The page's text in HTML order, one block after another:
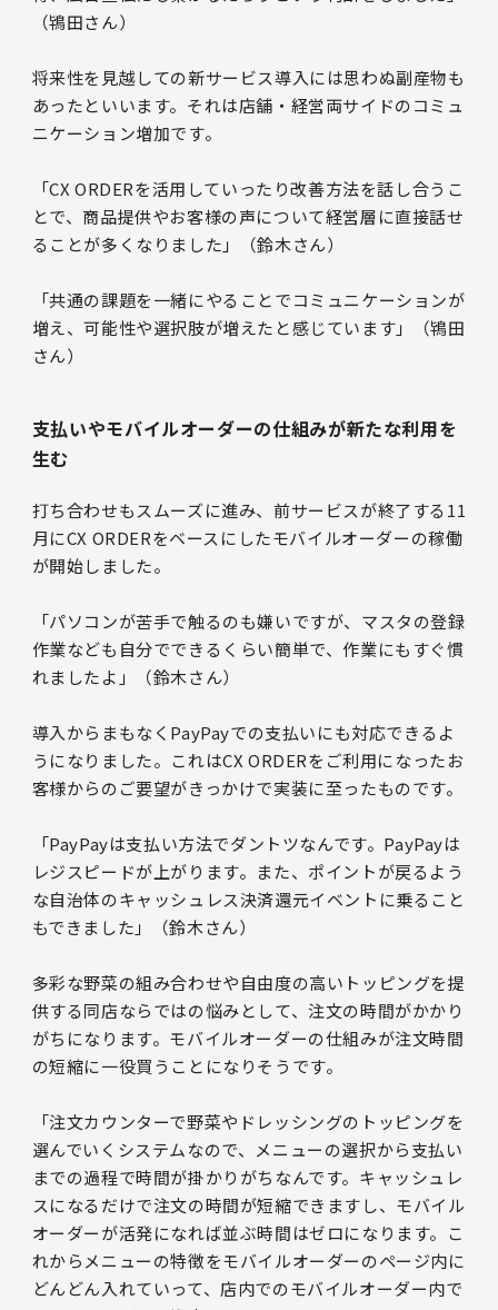
（鴇田さん）
将来性を見越しての新サービス導入には思わぬ副産物も
あったといいます。それは店舗・経営両サイドのコミュ
ニケーション増加です。
「CX ORDERを活用していったり改善方法を話し合うこ
とで、商品提供やお客様の声について経営層に直接話せ
ることが多くなりました」（鈴木さん）
「共通の課題を一緒にやることでコミュニケーションが
増え、可能性や選択肢が増えたと感じています」（鴇田
さん）
支払いやモバイルオーダーの仕組みが新たな利用を
生む
打ち合わせもスムーズに進み、前サービスが終了する11
月にCX ORDERをベースにしたモバイルオーダーの稼働
が開始しました。
「パソコンが苦手で触るのも嫌いですが、マスタの登録
作業なども自分でできるくらい簡単で、作業にもすぐ慣
れましたよ」（鈴木さん）
導入からまもなくPayPayでの支払いにも対応できるよ
うになりました。これはCX ORDERをご利用になったお
客様からのご要望がきっかけで実装に至ったものです。
「PayPayは支払い方法でダントツなんです。PayPayは
レジスピードが上がります。また、ポイントが戻るよう
な自治体のキャッシュレス決済還元イベントに乗ること
もできました」（鈴木さん）
多彩な野菜の組み合わせや自由度の高いトッピングを提
供する同店ならではの悩みとして、注文の時間がかかり
がちになります。モバイルオーダーの仕組みが注文時間
の短縮に一役買うことになりそうです。
「注文カウンターで野菜やドレッシングのトッピングを
選んでいくシステムなので、メニューの選択から支払い
までの過程で時間が掛かりがちなんです。キャッシュレ
スになるだけで注文の時間が短縮できますし、モバイル
オーダーが活発になれば並ぶ時間はゼロになります。こ
れからメニューの特徴をモバイルオーダーのページ内に
どんどん入れていって、店内でのモバイルオーダー内で